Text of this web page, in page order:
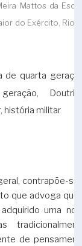
Mattos da Escola
do Exército, Rio de
de quarta geração,
Doutrina,
história militar
contrapõe-se à
que advoga que a
uma nova
tradicionalmente
de pensamento